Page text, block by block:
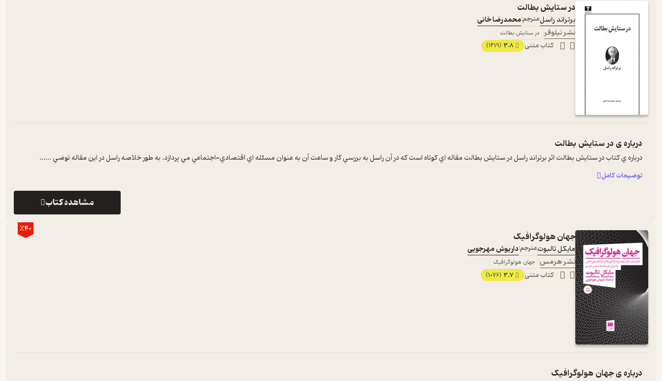
در ستایش بطالت
برتراند راسلمترجم:محمدرضا خانی
نشر نیلوفر
در ستایش بطالت
کتاب متنی 3.8
(1419)
درباره ی در ستایش بطالت
درباره ي کتاب در ستايش بطالت اثر برتراند راسل در ستايش بطالت مقاله اي کوتاه است که در آن راسل به بررسي کار و ساعت آن به عنوان مسئله اي اقتصادي-اجتماعي مي پردازد. به طور خلاصه راسل در اين مقاله توضي ......
توضیحات کامل
مشاهده کتاب
٪40
جهان هولوگرافیک
مایکل تالبوتمترجم:داریوش مهرجویی
نشر هرمس جهان هولوگرافیک
کتاب متنی 3.7
(1076)
درباره یجهان هولوگرافیک